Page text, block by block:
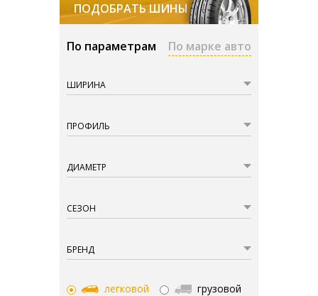
ПОДОБРАТЬ ШИНЫ
По параметрам По марке авто
ШИРИНА
ПРОФИЛЬ
ДИАМЕТР
СЕЗОН
БРЕНД
легковой грузовой